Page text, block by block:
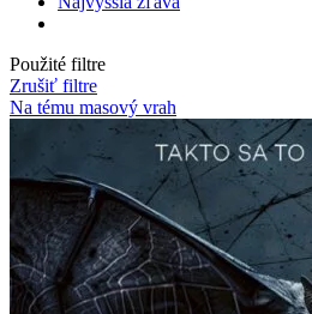
Použité filtre
Zrušiť filtre
Na tému masový vrah